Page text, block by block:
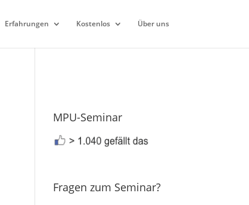
Erfahrungen Kostenlos Über uns
MPU-Seminar
Fragen zum Seminar?